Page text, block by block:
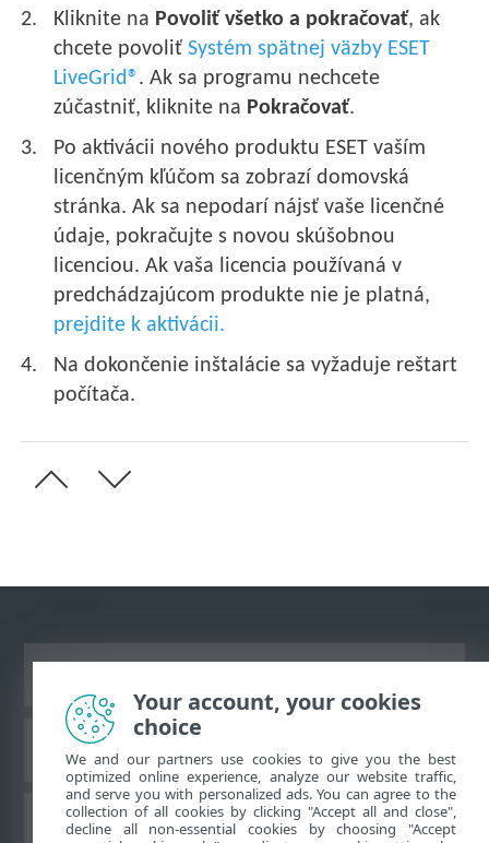
Kliknite na Povoliť všetko a pokračovať, ak
chcete povoliťSystém spätnej väzby ESET
LiveGrid® . Ak sa programu nechcete
zúčastniť, kliknite na Pokračovať.
Po aktivácii nového produktu ESET vaším
licenčným kľúčom sa zobrazí domovská
stránka. Ak sa nepodarí nájsť vaše licenčné
údaje, pokračujte s novou skúšobnou
licenciou. Ak vaša licencia používaná v
predchádzajúcom produkte nie je platná,
prejdite k aktivácii.
Na dokončenie inštalácie sa vyžaduje reštart
počítača.
ESET Databáza znalostí
ESET Fórum
Your account, your cookies
choice
We and our partners use cookies to give you the best
optimized online experience, analyze our website traffic,
and serve you with personalized ads. You can agree to the
collection of all cookies by clicking "Accept all and close",
decline all non-essential cookies by choosing "Accept